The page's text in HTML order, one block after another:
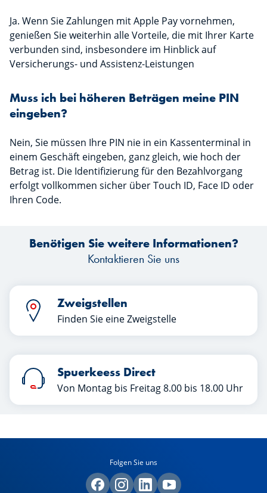
Ja. Wenn Sie Zahlungen mit Apple Pay vornehmen,
genießen Sie weiterhin alle Vorteile, die mit Ihrer Karte
verbunden sind, insbesondere im Hinblick auf
Versicherungs- und Assistenz-Leistungen
Muss ich bei höheren Beträgen meine PIN
eingeben?
Nein, Sie müssen Ihre PIN nie in ein Kassenterminal in
einem Geschäft eingeben, ganz gleich, wie hoch der
Betrag ist. Die Identifizierung für den Bezahlvorgang
erfolgt vollkommen sicher über Touch ID, Face ID oder
Ihren Code.
Benötigen Sie weitere Informationen?
Kontaktieren Sie uns
Zweigstellen
Finden Sie eine Zweigstelle
Spuerkeess Direct
Von Montag bis Freitag 8.00 bis 18.00 Uhr
Folgen Sie uns